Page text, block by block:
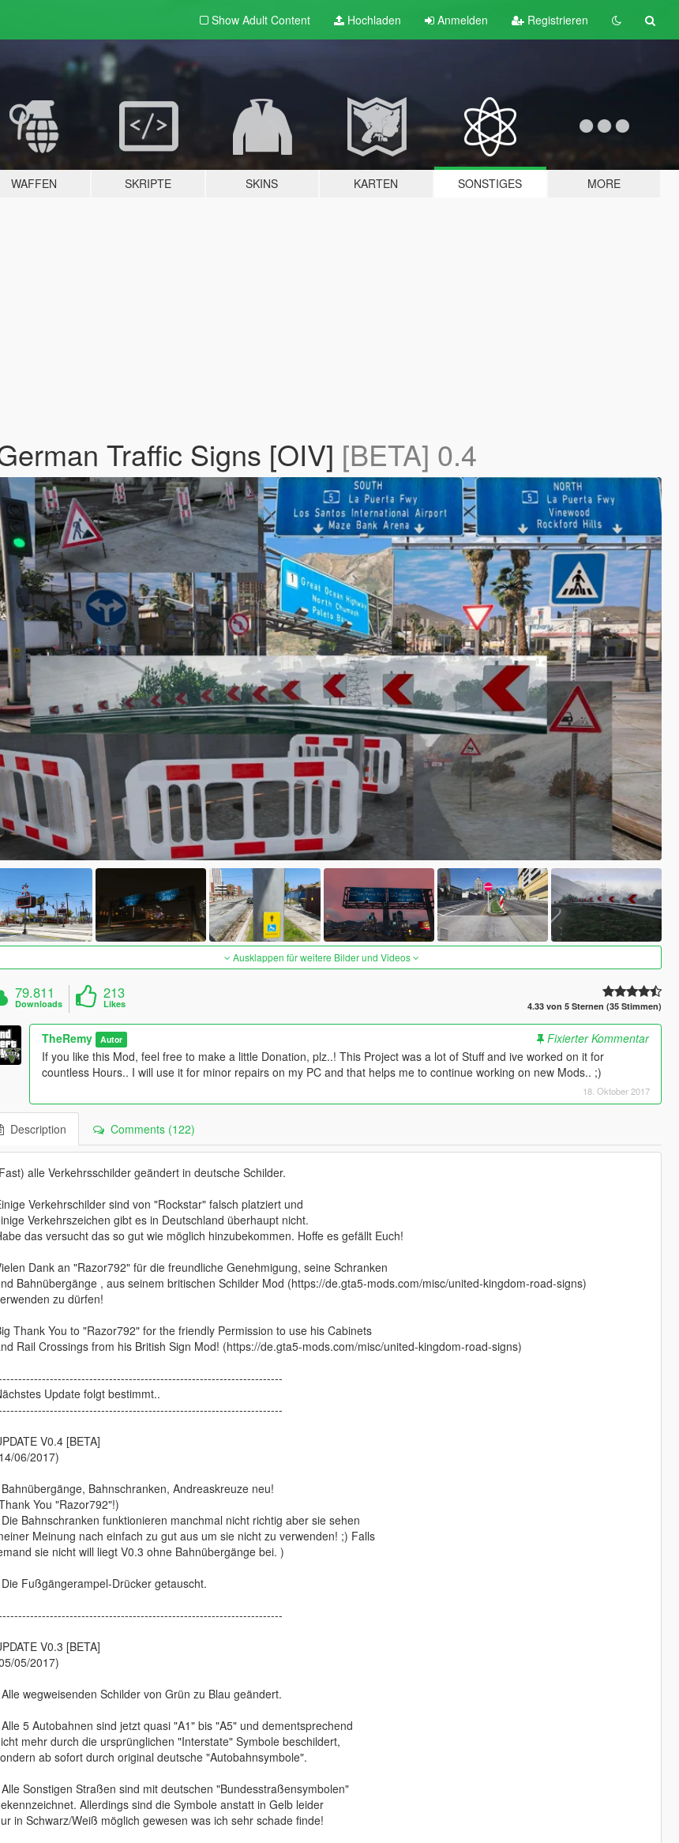
Show Adult Content Hochladen Anmelden Registrieren
WAFFEN SKRIPTE SKINS KARTEN SONSTIGES MORE
Traffic Signs [OIV] [BETA] 0.4
Ausklappen für weitere Bilder und Videos
79.811
Downloads
213
Likes 4.33 von 5 Sternen (35 Stimmen)
TheRemy Autor
Fixierter Kommentar
If you like this Mod, feel free to make a little Donation, plz..! This Project was a lot of Stuff and ive worked on it for
countless Hours.. I will use it for minor repairs on my PC and that helps me to continue working on new Mods.. ;)
18. Oktober 2017
Description Comments (122)
alle Verkehrsschilder geändert in deutsche Schilder.
Verkehrschilder sind von "Rockstar" falsch platziert und
Verkehrszeichen gibt es in Deutschland überhaupt nicht.
das versucht das so gut wie möglich hinzubekommen. Hoffe es gefällt Euch!
Dank an "Razor792" für die freundliche Genehmigung, seine Schranken
Bahnübergänge , aus seinem britischen Schilder Mod (https://de.gta5-mods.com/misc/united-kingdom-road-signs)
zu dürfen!
Thank You to "Razor792" for the friendly Permission to use his Cabinets
Rail Crossings from his British Sign Mod! (https://de.gta5-mods.com/misc/united-kingdom-road-signs)
Update folgt bestimmt..
V0.4 [BETA]
06/2017)
Bahnschranken, Andreaskreuze neu!
You "Razor792"!)
Bahnschranken funktionieren manchmal nicht richtig aber sie sehen
Meinung nach einfach zu gut aus um sie nicht zu verwenden! ;) Falls
sie nicht will liegt V0.3 ohne Bahnübergänge bei. )
Fußgängerampel-Drücker getauscht.
V0.3 [BETA]
05/2017)
wegweisenden Schilder von Grün zu Blau geändert.
5 Autobahnen sind jetzt quasi "A1" bis "A5" und dementsprechend
mehr durch die ursprünglichen "Interstate" Symbole beschildert,
ab sofort durch original deutsche "Autobahnsymbole".
Sonstigen Straßen sind mit deutschen "Bundesstraßensymbolen"
Allerdings sind die Symbole anstatt in Gelb leider
in Schwarz/Weiß möglich gewesen was ich sehr schade finde!